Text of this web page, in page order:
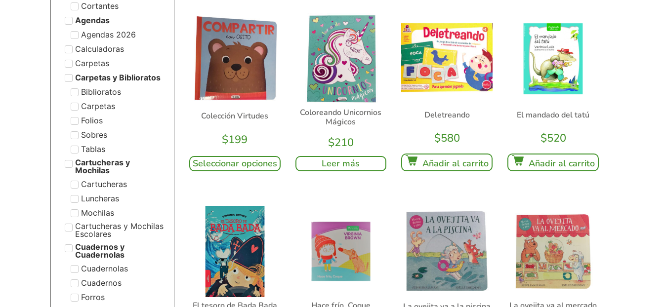
Cortantes
Agendas
Agendas 2026
Calculadoras
Carpetas
Carpetas y Biblioratos
Biblioratos
Carpetas
Folios
Sobres
Tablas
Cartucheras y
Mochilas
Cartucheras
Luncheras
Mochilas
Cartucheras y Mochilas
Escolares
Cuadernos y
Cuadernolas
Cuadernolas
Cuadernos
Forros
Colección Virtudes
$199
Seleccionar opciones
Coloreando Unicornios
Mágicos
$210
Leer más
Deletreando
$580
Añadir al carrito
El mandado del tatú
$520
Añadir al carrito